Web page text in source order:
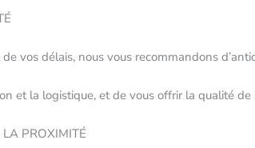
vos délais, nous vous recommandons
et la logistique, et de vous offrir la qualité
LA PROXIMITÉ